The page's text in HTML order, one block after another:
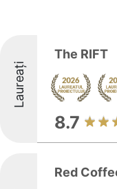
Laureați
The RIFT
8.7
Red